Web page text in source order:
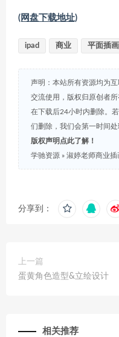
(网盘下载地址)
ipad 商业 平面插画
声明：本站所有资源均为
交流使用，版权归原创者
在下载后24小时内删除。
们删除，我们会第一时间
版权声明点此了解！
学驰资源 » 淑婷老师商业插
分享到：
上一篇
蛋黄角色造型&立绘设计
相关推荐